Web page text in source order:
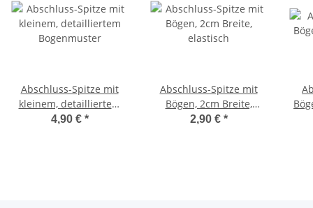
Abschluss-Spitze mit
kleinem, detailliertem
Bogenmuster
4,90 € *
Abschluss-Spitze mit
Bögen, 2cm Breite,
elastisch
2,90 € *